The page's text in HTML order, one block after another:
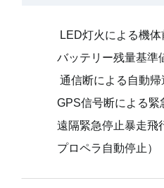
LED灯火による機
バッテリー残量基準
通信断による自動帰
GPS信号断による緊
遠隔緊急停止暴走飛
プロペラ自動停止）